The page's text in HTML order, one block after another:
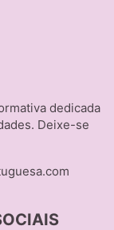
dedicada
Deixe-se